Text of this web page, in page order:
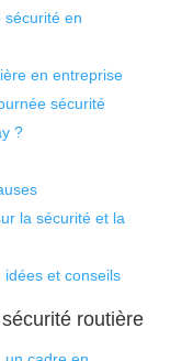
sécurité en
en entreprise
sécurité
?
la sécurité et la
et conseils
routière